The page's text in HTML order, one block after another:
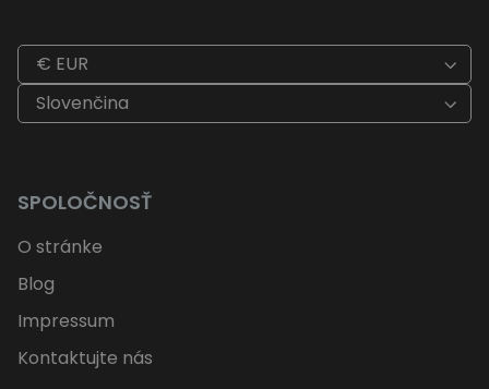
€ EUR
Slovenčina
SPOLOČNOSŤ
O stránke
Blog
Impressum
Kontaktujte nás